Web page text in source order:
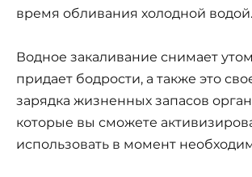
время обливания холодной водой.
Водное закаливание снимает
придает бодрости, а также это
зарядка жизненных запасов
которые вы сможете
использовать в момент